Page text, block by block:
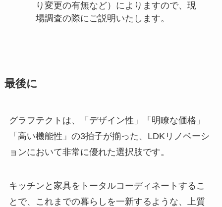
り変更の有無など）によりますので、現
場調査の際にご説明いたします。
最後に
グラフテクトは、「デザイン性」「明瞭な価格」
「高い機能性」の3拍子が揃った、LDKリノベーシ
ョンにおいて非常に優れた選択肢です。
キッチンと家具をトータルコーディネートするこ
とで、これまでの暮らしを一新するような、上質